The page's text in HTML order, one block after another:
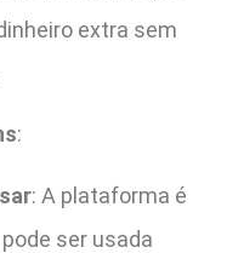
extra sem
:
: A plataforma é
ser usada